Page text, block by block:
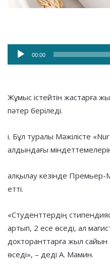
Аудио
плейер
00:00
Жұмыс істейтін жастарға
пәтер беріледі.
і. Бұл туралы Мәжілісте
алдындағы
алқылау кезінде
етті.
«Студенттердің
артып, 2 есе өседі, ал
докторанттарға жыл
өседі», – деді А. Мамин.